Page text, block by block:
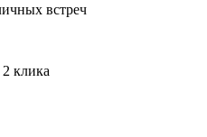
встреч
клика